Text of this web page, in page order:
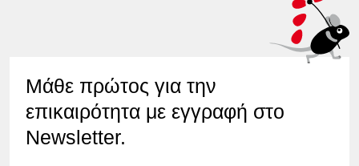
Μάθε πρώτος για την
επικαιρότητα με εγγραφή στο
Newsletter.